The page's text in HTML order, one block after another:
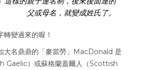
父或母名，就變成姓氏了。
變過來的喔！
大名鼎鼎的「麥當勞」MacDonald 是
Gaelic）或蘇格蘭蓋爾人（Scottish